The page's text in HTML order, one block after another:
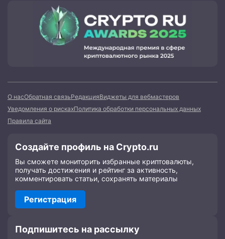
О насОбратная связьРедакцияВиджеты для вебмастеров
Уведомления о рискахПолитика обработки персональных данных
Правила сайта
Создайте профиль на Crypto.ru
Вы сможете мониторить избранные криптовалюты,
получать достижения и рейтинг за активность,
комментировать статьи, сохранять материалы
Регистрация
Подпишитесь на рассылку